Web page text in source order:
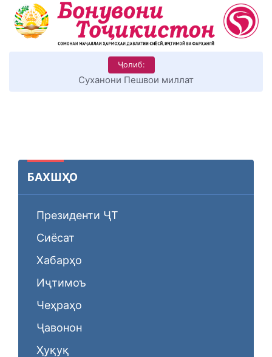
Ҷолиб:
Суханони Пешвои миллат
БАХШҲО
Президенти ҶТ
Сиёсат
Хабарҳо
Иҷтимоъ
Чеҳраҳо
Ҷавонон
Ҳуқуқ